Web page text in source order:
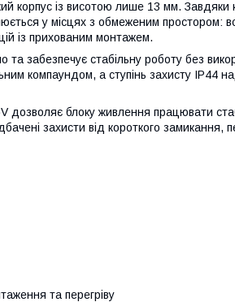
корпус із висотою лише 13 мм. Завдяки
у місцях з обмеженим простором:
із прихованим монтажем.
забезпечує стабільну роботу без
компаундом, а ступінь захисту IP44
дозволяє блоку живлення працювати
захисти від короткого замикання,
та перегріву